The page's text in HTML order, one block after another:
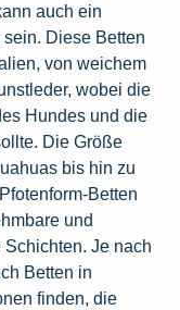
auch ein
Diese Betten
von weichem
wobei die
Hundes und die
Die Größe
bis hin zu
Betten
und
Je nach
Betten in
finden, die